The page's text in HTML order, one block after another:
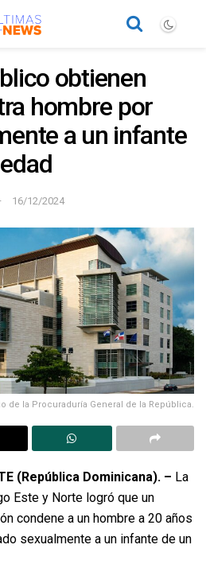
obtienen
hombre por
a un infante
16/12/2024
de la Procuraduría General de la República.
(República Dominicana). – La
Este y Norte logró que un
condene a un hombre a 20 años
sexualmente a un infante de un